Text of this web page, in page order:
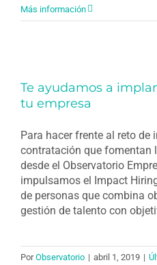
Más información
Te ayudamos a
tu empresa
Para hacer frente al reto de
contratación que fomentan
desde el Observatorio
impulsamos el Impact
de personas que combina
gestión de talento con
PorObservatorio | abril 1, 2019 |